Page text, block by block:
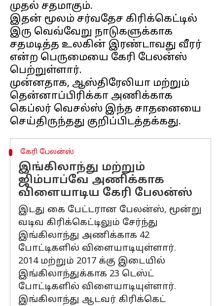
முதல் சதமாகும்.
இதன் மூலம் சர்வதேச கிரிக்கெட்டில்
இரு வெவ்வேறு நாடுகளுக்காக
சதமடித்த உலகின் இரண்டாவது வீரர்
என்ற பெருமையை கேரி பேலன்ஸ்
பெற்றுள்ளார்.
முன்னதாக, ஆஸ்திரேலியா மற்றும்
தென்னாப்பிரிக்கா அணிக்காக
கெப்லர் வெசல்ஸ் இந்த சாதனையை
கேரி பேலன்ஸ்
இங்கிலாந்து மற்றும்
ஜிம்பாப்வே அணிக்காக
விளையாடிய கேரி பேலன்ஸ்
இடது கை பேட்டரான பேலன்ஸ், மூன்று
வடிவ கிரிக்கெட்டிலும் சேர்ந்து
இங்கிலாந்து அணிக்காக 42
போட்டிகளில் விளையாடியுள்ளார்.
2014 மற்றும் 2017 க்கு இடையில்
இங்கிலாந்துக்காக 23 டெஸ்ட்
போட்டிகளில் விளையாடியுள்ளார்.
இங்கிலாந்து ஆடவர் கிரிக்கெட்